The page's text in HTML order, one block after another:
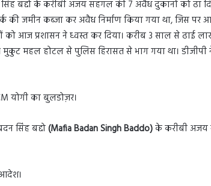
बद्दो के करीबी अजय सहगल की 7 अवैध दुकानों को ढा
की जमीन कब्जा कर अवैध निर्माण किया गया था, जिस
आज प्रशासन ने ध्वस्त कर दिया। करीब 3 साल से ढाई
मुकुट महल होटल से पुलिस हिरासत से भाग गया था।
योगी का बुलडोज़र।
सिंह बद्दो(Mafia Badan Singh Baddo)के करीबी अजय